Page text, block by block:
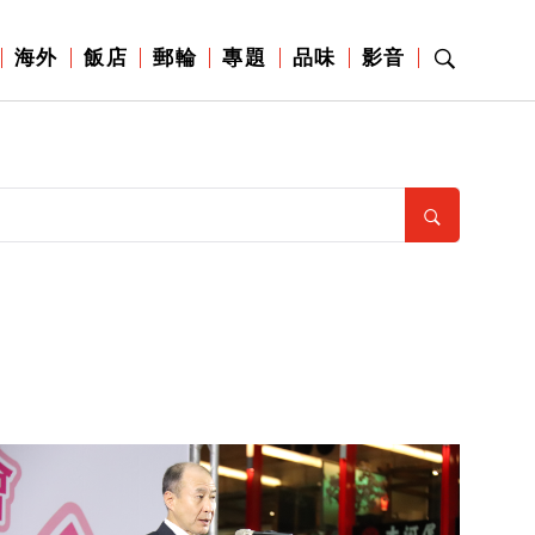
海外 飯店 郵輪 專題 品味 影音